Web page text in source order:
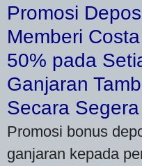
Promosi
Memberi
50% pada
Ganjaran
Secara Segera
Promosi bonus
ganjaran kepada